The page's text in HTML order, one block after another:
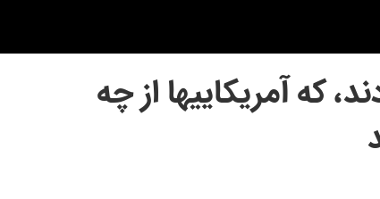
كه آمريكاييها از چه